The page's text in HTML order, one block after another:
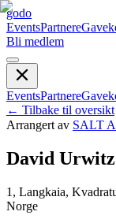
godo
EventsPartnere
Bli medlem
EventsPartnere
← Tilbake til oversikt
Arrangert av SALT
David
1, Langkaia,
Norge